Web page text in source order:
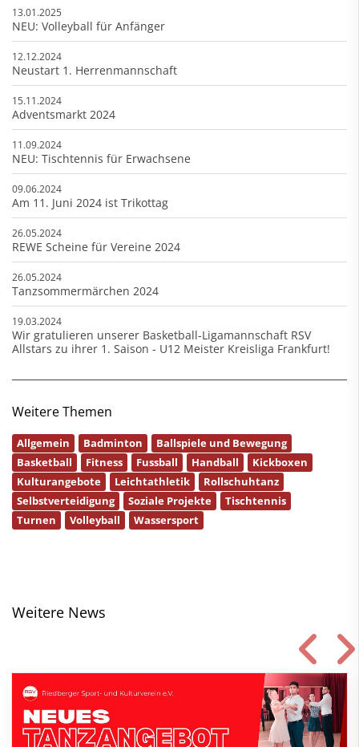
13.01.2025
NEU: Volleyball für Anfänger
12.12.2024
Neustart 1. Herrenmannschaft
15.11.2024
Adventsmarkt 2024
11.09.2024
NEU: Tischtennis für Erwachsene
09.06.2024
Am 11. Juni 2024 ist Trikottag
26.05.2024
REWE Scheine für Vereine 2024
26.05.2024
Tanzsommermärchen 2024
19.03.2024
Wir gratulieren unserer Basketball-Ligamannschaft RSV
Allstars zu ihrer 1. Saison - U12 Meister Kreisliga Frankfurt!
Weitere Themen
Allgemein Badminton
Ballspiele und Bewegung
Basketball
Fitness Fussball Handball
Kickboxen
Kulturangebote
Leichtathletik
Rollschuhtanz
Selbstverteidigung
Soziale Projekte
Tischtennis
Turnen
Volleyball Wassersport
Weitere News